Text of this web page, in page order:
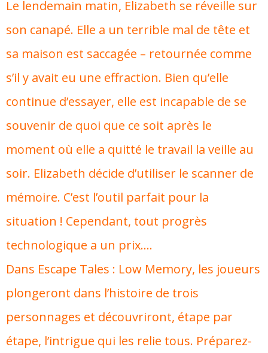
Le lendemain matin, Elizabeth se réveille sur
son canapé. Elle a un terrible mal de tête et
sa maison est saccagée – retournée comme
s’il y avait eu une effraction. Bien qu’elle
continue d’essayer, elle est incapable de se
souvenir de quoi que ce soit après le
moment où elle a quitté le travail la veille au
soir. Elizabeth décide d’utiliser le scanner de
mémoire. C’est l’outil parfait pour la
situation ! Cependant, tout progrès
technologique a un prix….
Dans Escape Tales : Low Memory, les joueurs
plongeront dans l’histoire de trois
personnages et découvriront, étape par
étape, l’intrigue qui les relie tous. Préparez-